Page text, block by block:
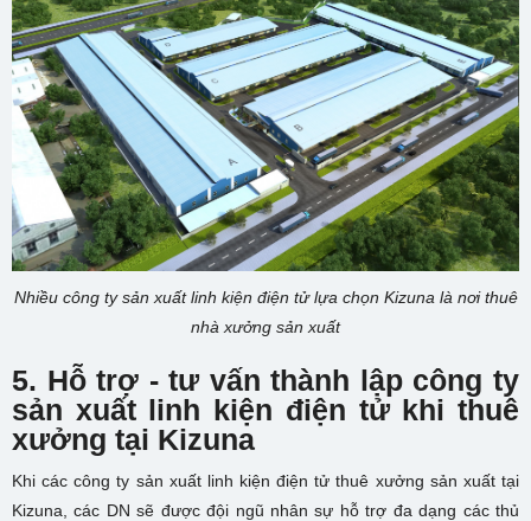
Nhiều công ty sản xuất linh kiện điện tử lựa chọn Kizuna là nơi thuê
nhà xưởng sản xuất
5. Hỗ trợ - tư vấn thành lập công ty
sản xuất linh kiện điện tử khi thuê
xưởng tại Kizuna
Khi các công ty sản xuất linh kiện điện tử thuê xưởng sản xuất tại
Kizuna, các DN sẽ được đội ngũ nhân sự hỗ trợ đa dạng các thủ